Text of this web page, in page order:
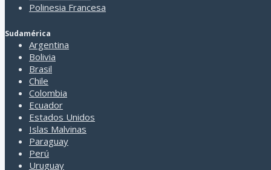
Polinesia Francesa
Sudamérica
Argentina
Bolivia
Brasil
Chile
Colombia
Ecuador
Estados Unidos
Islas Malvinas
Paraguay
Perú
Uruguay